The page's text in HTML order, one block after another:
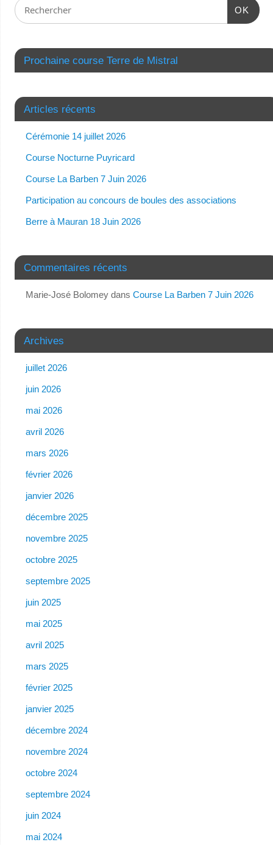
OK
Prochaine course Terre de Mistral
Articles récents
Cérémonie 14 juillet 2026
Course Nocturne Puyricard
Course La Barben 7 Juin 2026
Participation au concours de boules des associations
Berre à Mauran 18 Juin 2026
Commentaires récents
Marie-José Bolomeydans Course La Barben 7 Juin 2026
Archives
juillet 2026
juin 2026
mai 2026
avril 2026
mars 2026
février 2026
janvier 2026
décembre 2025
novembre 2025
octobre 2025
septembre 2025
juin 2025
mai 2025
avril 2025
mars 2025
février 2025
janvier 2025
décembre 2024
novembre 2024
octobre 2024
septembre 2024
juin 2024
mai 2024